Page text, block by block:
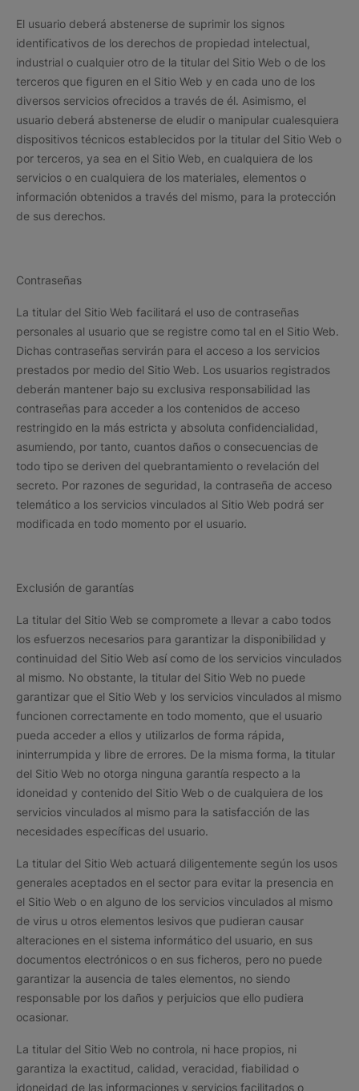
El usuario deberá abstenerse de suprimir los signos
identificativos de los derechos de propiedad intelectual,
industrial o cualquier otro de la titular del Sitio Web o de los
terceros que figuren en el Sitio Web y en cada uno de los
diversos servicios ofrecidos a través de él. Asimismo, el
usuario deberá abstenerse de eludir o manipular cualesquiera
dispositivos técnicos establecidos por la titular del Sitio Web o
por terceros, ya sea en el Sitio Web, en cualquiera de los
servicios o en cualquiera de los materiales, elementos o
información obtenidos a través del mismo, para la protección
de sus derechos.
Contraseñas
La titular del Sitio Web facilitará el uso de contraseñas
personales al usuario que se registre como tal en el Sitio Web.
Dichas contraseñas servirán para el acceso a los servicios
prestados por medio del Sitio Web. Los usuarios registrados
deberán mantener bajo su exclusiva responsabilidad las
contraseñas para acceder a los contenidos de acceso
restringido en la más estricta y absoluta confidencialidad,
asumiendo, por tanto, cuantos daños o consecuencias de
todo tipo se deriven del quebrantamiento o revelación del
secreto. Por razones de seguridad, la contraseña de acceso
telemático a los servicios vinculados al Sitio Web podrá ser
modificada en todo momento por el usuario.
Exclusión de garantías
La titular del Sitio Web se compromete a llevar a cabo todos
los esfuerzos necesarios para garantizar la disponibilidad y
continuidad del Sitio Web así como de los servicios vinculados
al mismo. No obstante, la titular del Sitio Web no puede
garantizar que el Sitio Web y los servicios vinculados al mismo
funcionen correctamente en todo momento, que el usuario
pueda acceder a ellos y utilizarlos de forma rápida,
ininterrumpida y libre de errores. De la misma forma, la titular
del Sitio Web no otorga ninguna garantía respecto a la
idoneidad y contenido del Sitio Web o de cualquiera de los
servicios vinculados al mismo para la satisfacción de las
necesidades específicas del usuario.
La titular del Sitio Web actuará diligentemente según los usos
generales aceptados en el sector para evitar la presencia en
el Sitio Web o en alguno de los servicios vinculados al mismo
de virus u otros elementos lesivos que pudieran causar
alteraciones en el sistema informático del usuario, en sus
documentos electrónicos o en sus ficheros, pero no puede
garantizar la ausencia de tales elementos, no siendo
responsable por los daños y perjuicios que ello pudiera
ocasionar.
La titular del Sitio Web no controla, ni hace propios, ni
garantiza la exactitud, calidad, veracidad, fiabilidad o
idoneidad de las informaciones y servicios facilitados o